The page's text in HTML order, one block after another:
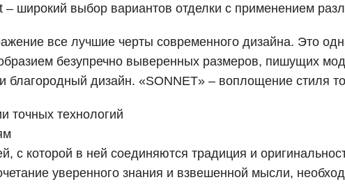
– широкий выбор вариантов отделки с применением
все лучшие черты современного дизайна. Это
безупречно выверенных размеров, пишущих
благородный дизайн. «SONNET» – воплощение стиля
точных технологий
с которой в ней соединяются традиция и
уверенного знания и взвешенной мысли,